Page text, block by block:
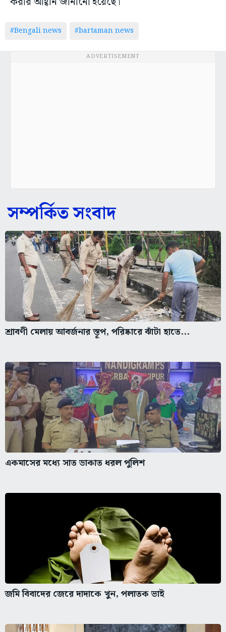
#Bengali news #bartaman news
ADVERTISEMENT
সম্পর্কিত সংবাদ
শ্রাবণী মেলায় আবর্জনার স্তূপ, পরিষ্কারে ঝাঁটা হাতে...
একমাসের মধ্যে সাত ডাকাত ধরল পুলিশ
জমি বিবাদের জেরে দাদাকে খুন, পলাতক ভাই